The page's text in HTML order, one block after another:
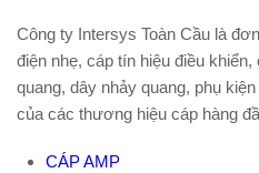
Công ty Intersys Toàn Cầu là
điện nhẹ, cáp tín hiệu điều
quang, dây nhảy quang, phụ
của các thương hiệu cáp hàng
CÁP AMP